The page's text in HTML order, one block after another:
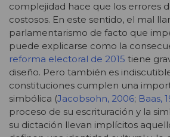
complejidad hace que los errores
costosos. En este sentido, el mal
parlamentarismo de facto que
puede explicarse como la
reforma electoral de 2015 tiene
diseño. Pero también es
constituciones cumplen una
simbólica (Jacobsohn, 2006; Baas,
proceso de su escrituración y la
su dictación llevan implícitos